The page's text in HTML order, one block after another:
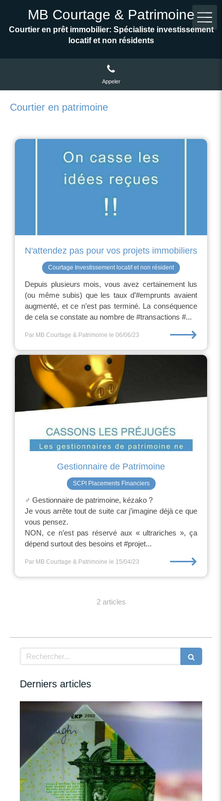
MB Courtage & Patrimoine
Courtier en prêt immobilier: Spécialiste investissement
locatif et non résidents
Appeler
Courtier en patrimoine
N'attendez pas pour vos projets immobiliers
Courtage Investissement locatif et non résident
Depuis plusieurs mois, vous avez certainement lus
(ou même subis) que les taux d’#emprunts avaient
augmenté, et ce n’est pas terminé. La conséquence
de cela se constate au nombre de #transactions #...
Par MB Courtage & Patrimoine le 06/06/23 ⟶
Gestionnaire de Patrimoine
SCPI Placements Financiers
‍♂️ Gestionnaire de patrimoine, kézako ?
Je vous arrête tout de suite car j’imagine déjà ce que
vous pensez.
NON, ce n’est pas réservé aux « ultrariches », ça
dépend surtout des besoins et #projet...
Par MB Courtage & Patrimoine le 15/04/23 ⟶
2 articles
Rechercher
Derniers articles